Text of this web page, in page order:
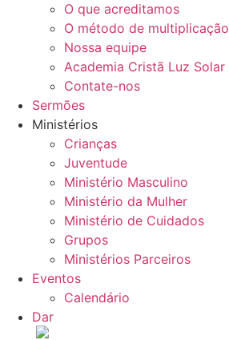
O que acreditamos
O método de multiplicação
Nossa equipe
Academia Cristã Luz Solar
Contate-nos
Sermões
Ministérios
Crianças
Juventude
Ministério Masculino
Ministério da Mulher
Ministério de Cuidados
Grupos
Ministérios Parceiros
Eventos
Calendário
Dar